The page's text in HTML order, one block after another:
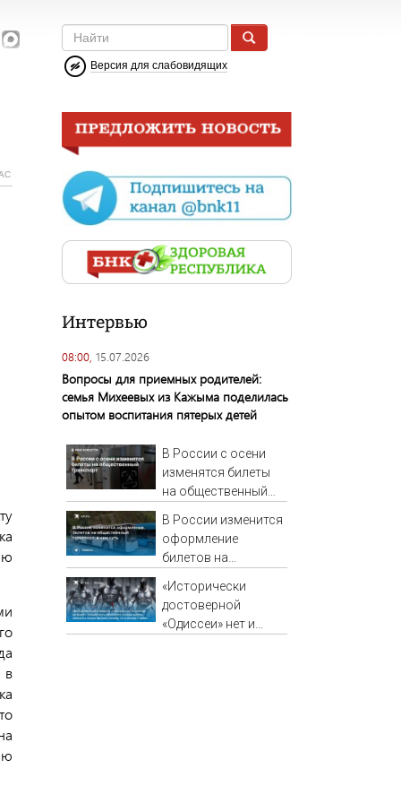
Версия для слабовидящих
в
Интервью
08:00, 15.07.2026
Вопросы для приемных родителей:
семья Михеевых из Кажыма поделилась
опытом воспитания пятерых детей
В России с осени
изменятся билеты
на общественный
В России изменится
оформление
билетов на
транспорт: в чем
суть
«Исторически
достоверной
«Одиссеи» нет и